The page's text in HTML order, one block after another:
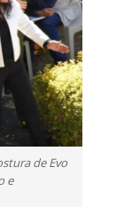
de Evo
e